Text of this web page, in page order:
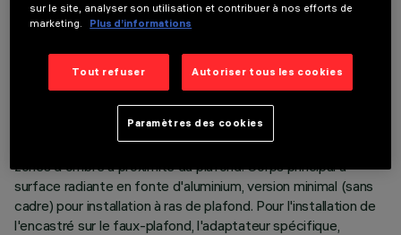
Appareil miniaturisé linéaire encastrable pour sources LED,
spécialement destiné à l'éclairage vertical de murs. Malgré
les dimensions extrêmement réduites du produit, la
technologie brevetée du système otique garantit une
émission homogène et efficace sur le mur, en évitant les
zones d'ombre à proximité du plafond. Corps principal à
surface radiante en fonte d'aluminium, version minimal (sans
cadre) pour installation à ras de plafond. Pour l'installation de
l'encastré sur le faux-plafond, l'adaptateur spécifique,
sur le site, analyser son utilisation et contribuer à nos efforts de
marketing.
Plus d’informations
Tout refuser Autoriser tous les cookies
Paramètres des cookies